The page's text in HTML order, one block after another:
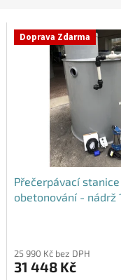
Doprava Zdarma
Přečerpávací stanice
obetonování - nádrž
25 990 Kč bez DPH
31 448 Kč